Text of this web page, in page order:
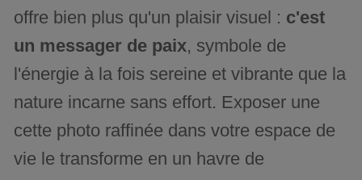
offre bien plus qu'un plaisir visuel : c'est
un messager de paix, symbole de
l'énergie à la fois sereine et vibrante que la
nature incarne sans effort. Exposer une
cette photo raffinée dans votre espace de
vie le transforme en un havre de